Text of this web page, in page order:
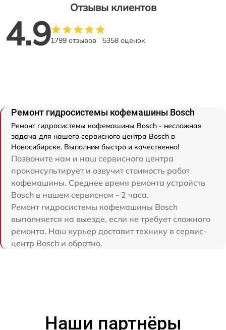
Отзывы клиентов
4.91799 отзывов 5358 оценок
Ремонт гидросистемы кофемашины Bosch
Ремонт гидросистемы кофемашины Bosch - несложная
задача для нашего сервисного центра Bosch в
Новосибирске. Выполним быстро и качественно!
Позвоните нам и наш сервисного центра
проконсультирует и озвучит стоимость работ
кофемашины. Среднее время ремонта устройств
Bosch в нашем сервисном - 2 часа.
Ремонт гидросистемы кофемашины Bosch
выполняется на выезде, если не требует сложного
ремонта. Наш курьер доставит технику в сервис-
центр Bosch и обратно.
Наши партнёры